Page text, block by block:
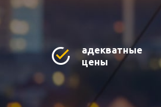
адекватные
цены